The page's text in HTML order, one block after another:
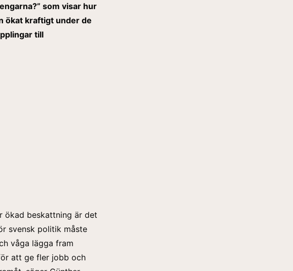
” som visar hur
ökat kraftigt under de
till
ökad beskattning är det
svensk politik måste
våga lägga fram
att ge fler jobb och